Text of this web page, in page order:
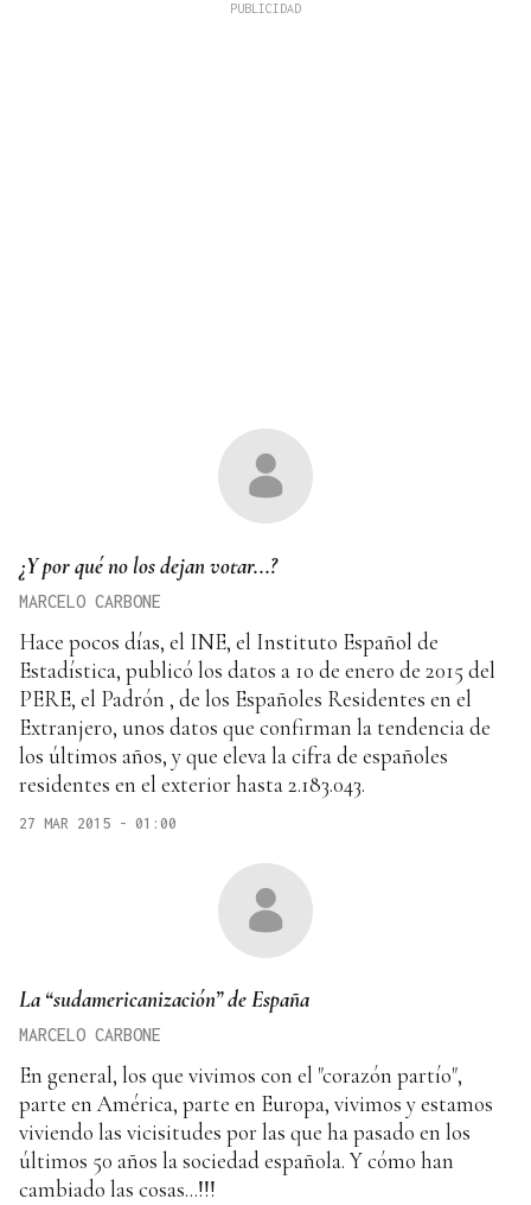
¿Y por qué no los dejan votar...?
MARCELO CARBONE
Hace pocos días, el INE, el Instituto Español de
Estadística, publicó los datos a 1o de enero de 2015 del
PERE, el Padrón , de los Españoles Residentes en el
Extranjero, unos datos que confirman la tendencia de
los últimos años, y que eleva la cifra de españoles
residentes en el exterior hasta 2.183.043.
27 MAR 2015 - 01:00
La “sudamericanización” de España
MARCELO CARBONE
En general, los que vivimos con el "corazón partío",
parte en América, parte en Europa, vivimos y estamos
viviendo las vicisitudes por las que ha pasado en los
últimos 50 años la sociedad española. Y cómo han
cambiado las cosas...!!!